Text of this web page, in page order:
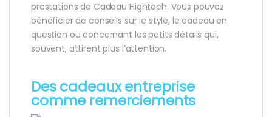
prestations de Cadeau Hightech. Vous pouvez
bénéficier de conseils sur le style, le cadeau en
question ou concernant les petits détails qui,
souvent, attirent plus l’attention.
Des cadeaux entreprise
comme remerciements